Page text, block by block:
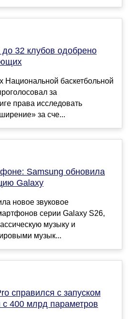
32 клубов одобрено
баскетбольной
за
права исследовать
за сче...
Samsung обновила
Galaxy
новое звуковое
серии Galaxy S26,
музыку и
музык...
справился с запуском
400 млрд параметров